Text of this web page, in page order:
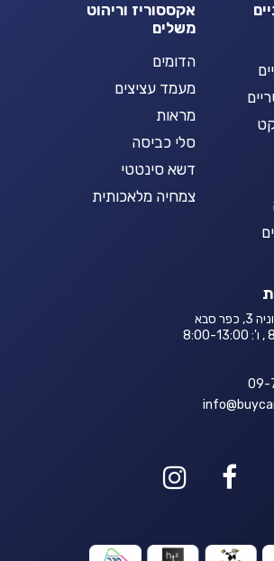
אקססוריז וריהוט
משלים
הדומים
מעמד עציצים
מראות
סלי כביסה
דשא סינטטי
צמחיה מלאכותית
סבא